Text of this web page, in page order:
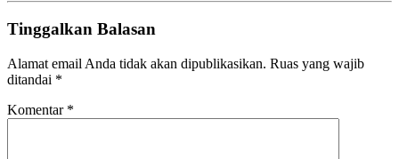
Tinggalkan Balasan
Alamat email Anda tidak akan dipublikasikan. Ruas yang wajib
ditandai *
Komentar *